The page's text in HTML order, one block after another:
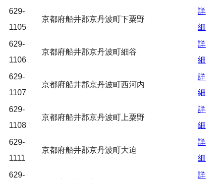
629-
1105
京都府船井郡京丹波町下粟野
詳
細
629-
1106
京都府船井郡京丹波町細谷
詳
細
629-
1107
京都府船井郡京丹波町西河内
詳
細
629-
1108
京都府船井郡京丹波町上粟野
詳
細
629-
1111
京都府船井郡京丹波町大迫
詳
細
629-
詳